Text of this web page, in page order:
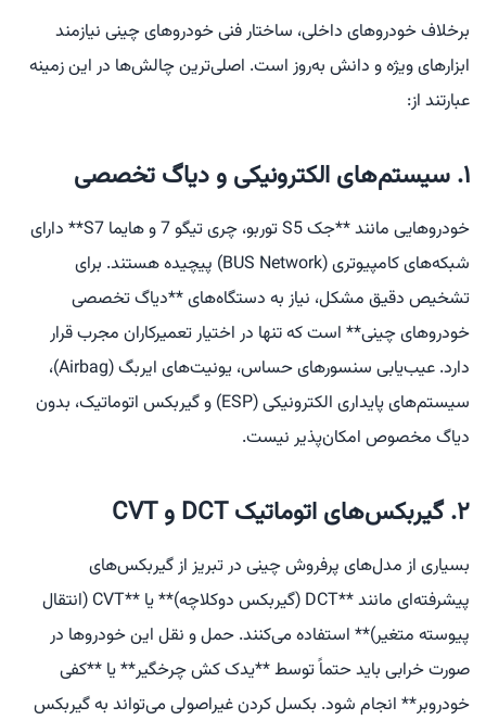
برخلاف خودروهای داخلی، ساختار فنی خودروهای چینی نیازمند
ابزارهای ویژه و دانش به‌روز است. اصلی‌ترین چالش‌ها در این زمینه
عبارتند از:
۱. سیستم‌های الکترونیکی و دیاگ تخصصی
خودروهایی مانند **جک S5 توربو، چری تیگو 7 و هایما S7** دارای
شبکه‌های کامپیوتری (BUS Network) پیچیده هستند. برای
تشخیص دقیق مشکل، نیاز به دستگاه‌های **دیاگ تخصصی
خودروهای چینی** است که تنها در اختیار تعمیرکاران مجرب قرار
دارد. عیب‌یابی سنسورهای حساس، یونیت‌های ایربگ (Airbag)،
سیستم‌های پایداری الکترونیکی (ESP) و گیربکس اتوماتیک، بدون
دیاگ مخصوص امکان‌پذیر نیست.
۲. گیربکس‌های اتوماتیک DCT و CVT
بسیاری از مدل‌های پرفروش چینی در تبریز از گیربکس‌های
پیشرفته‌ای مانند **DCT (گیربکس دوکلاچه)** یا **CVT (انتقال
پیوسته متغیر)** استفاده می‌کنند. حمل و نقل این خودروها در
صورت خرابی باید حتماً توسط **یدک کش چرخگیر** یا **کفی
خودروبر** انجام شود. بکسل کردن غیراصولی می‌تواند به گیربکس